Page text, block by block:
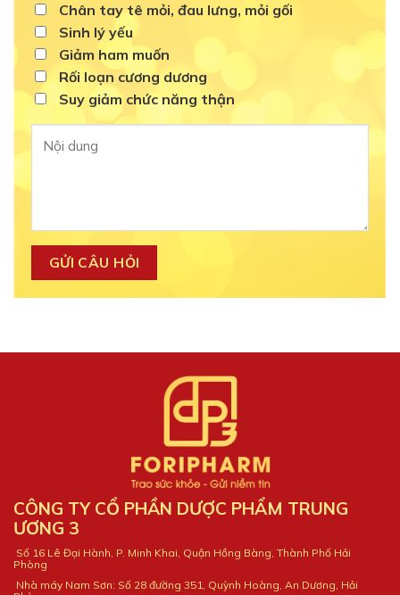
Chân tay tê mỏi, đau lưng, mỏi gối
Sinh lý yếu
Giảm ham muốn
Rối loạn cương dương
Suy giảm chức năng thận
CÔNG TY CỔ PHẦN DƯỢC PHẨM TRUNG
ƯƠNG 3
Số 16 Lê Đại Hành, P. Minh Khai, Quận Hồng Bàng, Thành Phố Hải
Phòng
Nhà máy Nam Sơn: Số 28 đường 351, Quỳnh Hoàng, An Dương, Hải